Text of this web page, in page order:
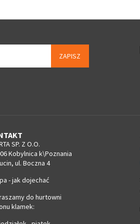
ZAPISZ
SP. Z O.O.
Kobylnica k\Poznania
ul. Boczna 4
- jak dojechać
do hurtowni
klamek: